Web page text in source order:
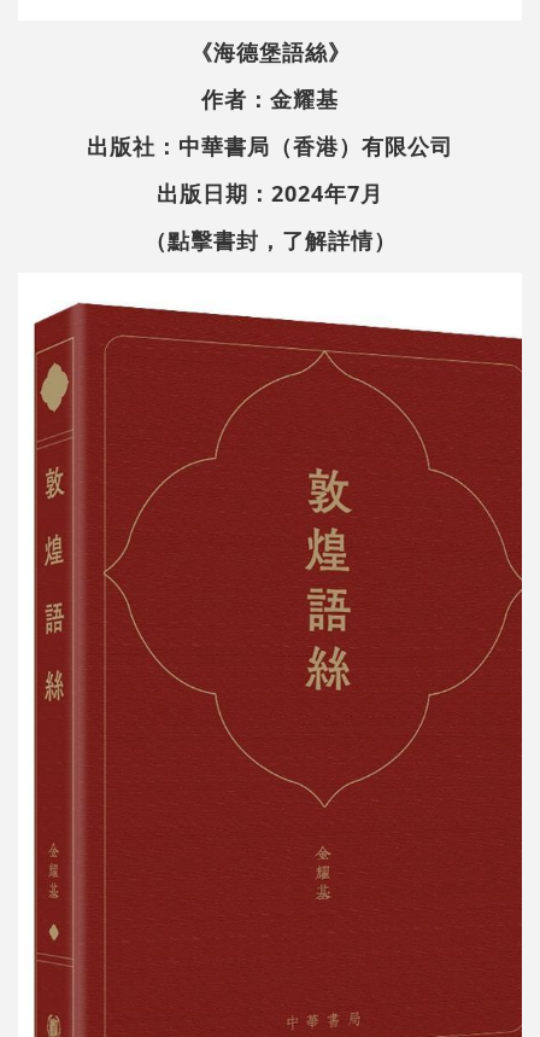
《海德堡語絲》
作者：金耀基
出版社：中華書局（香港）有限公司
出版日期：2024年7月
（點擊書封，了解詳情）